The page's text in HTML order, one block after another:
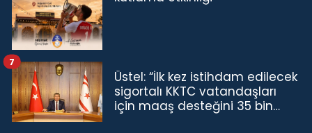
Üstel: “İlk kez istihdam edilecek
sigortalı KKTC vatandaşları
için maaş desteğini 35 bin
7